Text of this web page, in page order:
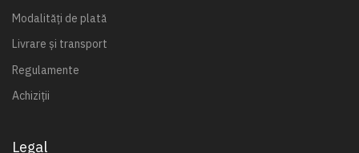
Modalități de plată
Livrare și transport
Regulamente
Achiziții
Legal